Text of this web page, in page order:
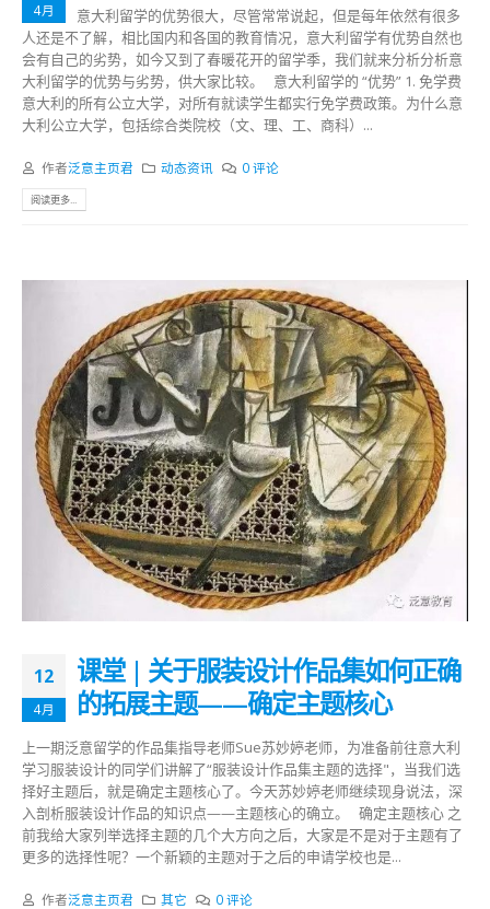
4月
意大利留学的优势很大，尽管常常说起，但是每年依然有很多
人还是不了解，相比国内和各国的教育情况，意大利留学有优势自然也
会有自己的劣势，如今又到了春暖花开的留学季，我们就来分析分析意
大利留学的优势与劣势，供大家比较。 意大利留学的 “优势” 1. 免学费
意大利的所有公立大学，对所有就读学生都实行免学费政策。为什么意
大利公立大学，包括综合类院校（文、理、工、商科）...
作者泛意主页君 动态资讯 0 评论
阅读更多...
12
4月
课堂 | 关于服装设计作品集如何正确
的拓展主题——确定主题核心
上一期泛意留学的作品集指导老师Sue苏妙婷老师，为准备前往意大利
学习服装设计的同学们讲解了“服装设计作品集主题的选择"，当我们选
择好主题后，就是确定主题核心了。今天苏妙婷老师继续现身说法，深
入剖析服装设计作品的知识点——主题核心的确立。 确定主题核心 之
前我给大家列举选择主题的几个大方向之后，大家是不是对于主题有了
更多的选择性呢？一个新颖的主题对于之后的申请学校也是...
作者泛意主页君 其它 0 评论